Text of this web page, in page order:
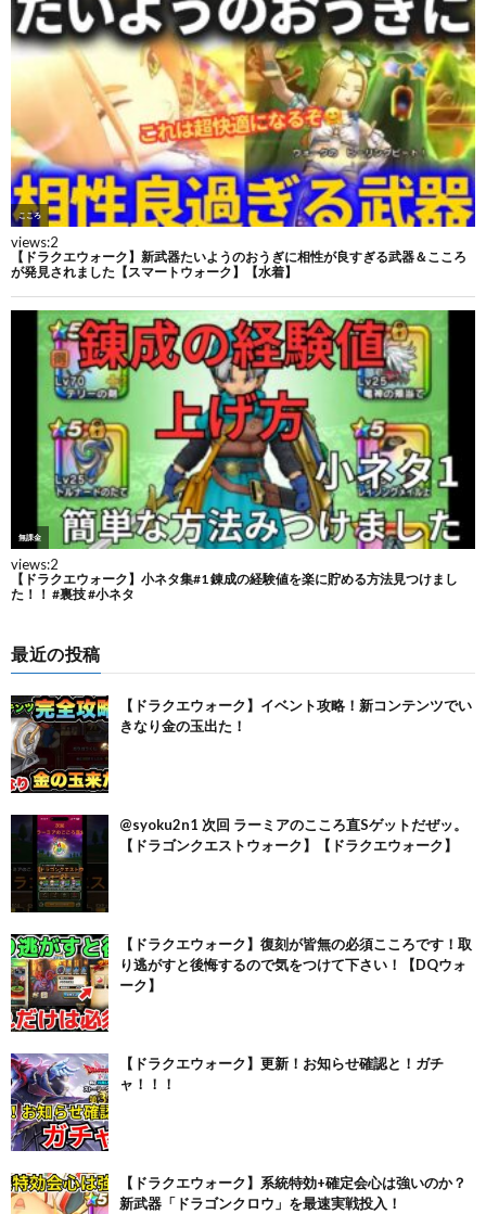
最近の投稿
【ドラクエウォーク】イベント攻略！新コンテンツでい
きなり金の玉出た！
@syoku2n1 次回 ラーミアのこころ直Sゲットだぜッ。
【ドラゴンクエストウォーク】【ドラクエウォーク】
【ドラクエウォーク】復刻が皆無の必須こころです！取
り逃がすと後悔するので気をつけて下さい！【DQウォ
ーク】
【ドラクエウォーク】更新！お知らせ確認と！ガチ
ャ！！！
【ドラクエウォーク】系統特効+確定会心は強いのか？
新武器「ドラゴンクロウ」を最速実戦投入！